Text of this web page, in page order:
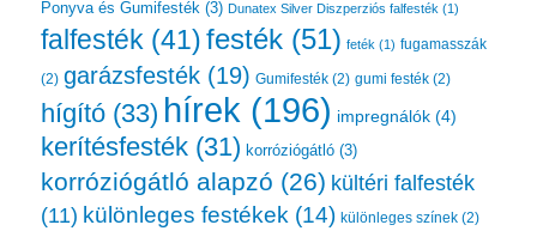
Ponyva és Gumifesték (3) Dunatex Silver Diszperziós falfesték (1)
falfesték (41)festék(51) feték (1) fugamasszák
(2) garázsfesték(19) Gumifesték(2) gumi festék(2)
hígító(33) hírek (196) impregnálók(4)
kerítésfesték(31) korróziógátló(3)
korróziógátló alapzó (26) kültéri falfesték
(11) különleges festékek (14) különleges színek(2)